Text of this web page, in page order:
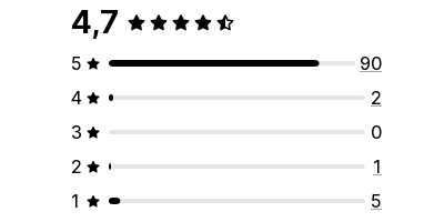
4,7
5
90
4
2
3
0
2
1
1
5